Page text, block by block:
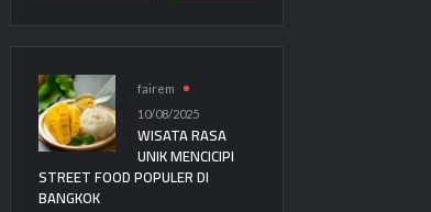
fairem
10/08/2025
WISATA RASA
UNIK MENCICIPI
STREET FOOD POPULER DI
BANGKOK